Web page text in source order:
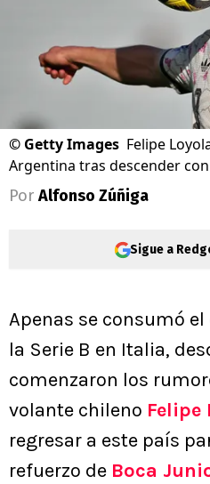
© Getty Images Felipe
Argentina tras descender con
Por Alfonso Zúñiga
Sigue a
Apenas se consumó el
la Serie B en Italia,
comenzaron los
volante chileno Felipe
regresar a este país
refuerzo de Boca